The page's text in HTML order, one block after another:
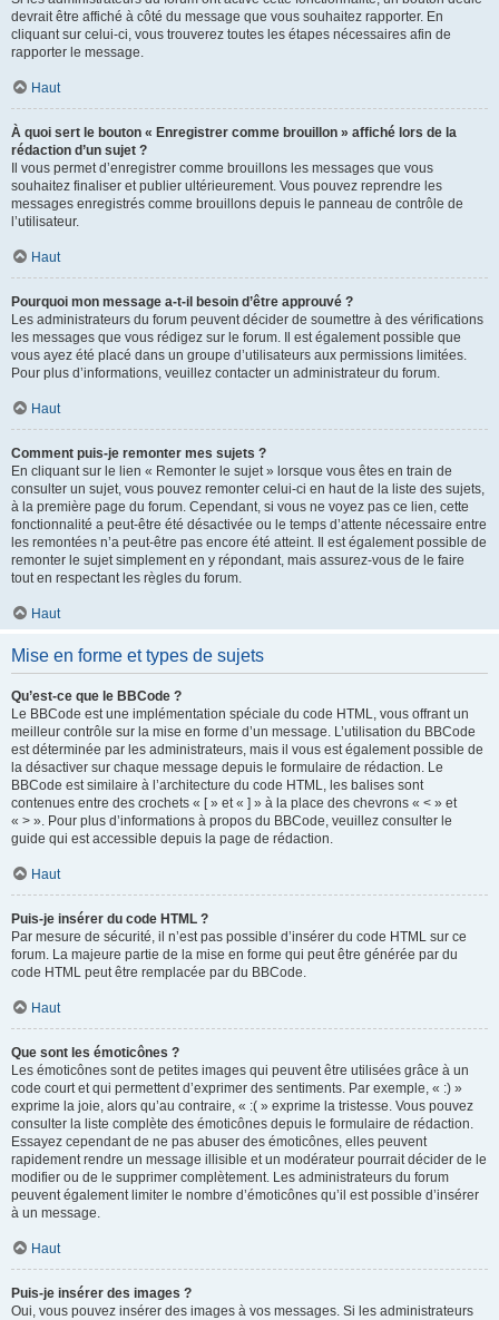
devrait être affiché à côté du message que vous souhaitez rapporter. En
cliquant sur celui-ci, vous trouverez toutes les étapes nécessaires afin de
rapporter le message.
Haut
À quoi sert le bouton « Enregistrer comme brouillon » affiché lors de la
rédaction d’un sujet ?
Il vous permet d’enregistrer comme brouillons les messages que vous
souhaitez finaliser et publier ultérieurement. Vous pouvez reprendre les
messages enregistrés comme brouillons depuis le panneau de contrôle de
l’utilisateur.
Haut
Pourquoi mon message a-t-il besoin d’être approuvé ?
Les administrateurs du forum peuvent décider de soumettre à des vérifications
les messages que vous rédigez sur le forum. Il est également possible que
vous ayez été placé dans un groupe d’utilisateurs aux permissions limitées.
Pour plus d’informations, veuillez contacter un administrateur du forum.
Haut
Comment puis-je remonter mes sujets ?
En cliquant sur le lien « Remonter le sujet » lorsque vous êtes en train de
consulter un sujet, vous pouvez remonter celui-ci en haut de la liste des sujets,
à la première page du forum. Cependant, si vous ne voyez pas ce lien, cette
fonctionnalité a peut-être été désactivée ou le temps d’attente nécessaire entre
les remontées n’a peut-être pas encore été atteint. Il est également possible de
remonter le sujet simplement en y répondant, mais assurez-vous de le faire
tout en respectant les règles du forum.
Haut
Mise en forme et types de sujets
Qu’est-ce que le BBCode ?
Le BBCode est une implémentation spéciale du code HTML, vous offrant un
meilleur contrôle sur la mise en forme d’un message. L’utilisation du BBCode
est déterminée par les administrateurs, mais il vous est également possible de
la désactiver sur chaque message depuis le formulaire de rédaction. Le
BBCode est similaire à l’architecture du code HTML, les balises sont
contenues entre des crochets « [ » et « ] » à la place des chevrons « < » et
« > ». Pour plus d’informations à propos du BBCode, veuillez consulter le
guide qui est accessible depuis la page de rédaction.
Haut
Puis-je insérer du code HTML ?
Par mesure de sécurité, il n’est pas possible d’insérer du code HTML sur ce
forum. La majeure partie de la mise en forme qui peut être générée par du
code HTML peut être remplacée par du BBCode.
Haut
Que sont les émoticônes ?
Les émoticônes sont de petites images qui peuvent être utilisées grâce à un
code court et qui permettent d’exprimer des sentiments. Par exemple, « :) »
exprime la joie, alors qu’au contraire, « :( » exprime la tristesse. Vous pouvez
consulter la liste complète des émoticônes depuis le formulaire de rédaction.
Essayez cependant de ne pas abuser des émoticônes, elles peuvent
rapidement rendre un message illisible et un modérateur pourrait décider de le
modifier ou de le supprimer complètement. Les administrateurs du forum
peuvent également limiter le nombre d’émoticônes qu’il est possible d’insérer
à un message.
Haut
Puis-je insérer des images ?
Oui, vous pouvez insérer des images à vos messages. Si les administrateurs